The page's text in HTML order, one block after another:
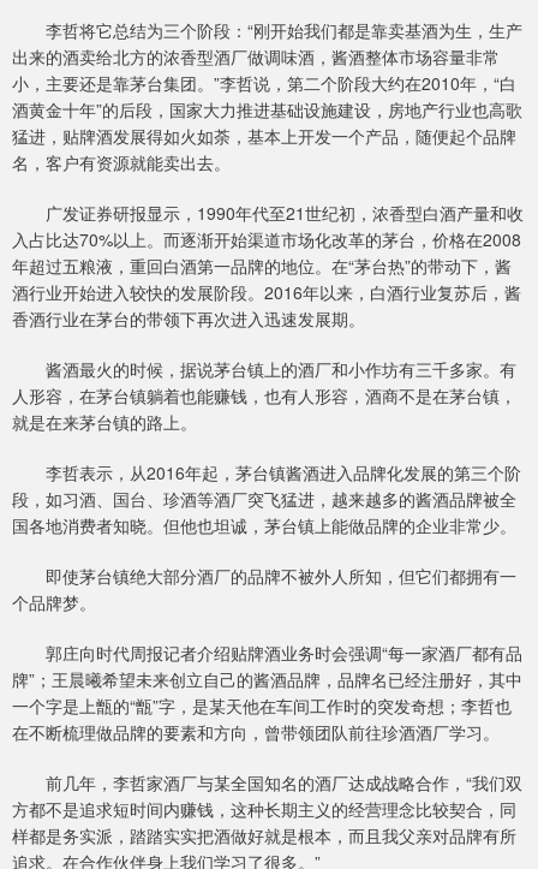
李哲将它总结为三个阶段：“刚开始我们都是靠卖基酒为生，生产
出来的酒卖给北方的浓香型酒厂做调味酒，酱酒整体市场容量非常
小，主要还是靠茅台集团。”李哲说，第二个阶段大约在2010年，“白
酒黄金十年”的后段，国家大力推进基础设施建设，房地产行业也高歌
猛进，贴牌酒发展得如火如荼，基本上开发一个产品，随便起个品牌
名，客户有资源就能卖出去。
广发证券研报显示，1990年代至21世纪初，浓香型白酒产量和收
入占比达70%以上。而逐渐开始渠道市场化改革的茅台，价格在2008
年超过五粮液，重回白酒第一品牌的地位。在“茅台热”的带动下，酱
酒行业开始进入较快的发展阶段。2016年以来，白酒行业复苏后，酱
香酒行业在茅台的带领下再次进入迅速发展期。
酱酒最火的时候，据说茅台镇上的酒厂和小作坊有三千多家。有
人形容，在茅台镇躺着也能赚钱，也有人形容，酒商不是在茅台镇，
就是在来茅台镇的路上。
李哲表示，从2016年起，茅台镇酱酒进入品牌化发展的第三个阶
段，如习酒、国台、珍酒等酒厂突飞猛进，越来越多的酱酒品牌被全
国各地消费者知晓。但他也坦诚，茅台镇上能做品牌的企业非常少。
即使茅台镇绝大部分酒厂的品牌不被外人所知，但它们都拥有一
个品牌梦。
郭庄向时代周报记者介绍贴牌酒业务时会强调“每一家酒厂都有品
牌”；王晨曦希望未来创立自己的酱酒品牌，品牌名已经注册好，其中
一个字是上甑的“甑”字，是某天他在车间工作时的突发奇想；李哲也
在不断梳理做品牌的要素和方向，曾带领团队前往珍酒酒厂学习。
前几年，李哲家酒厂与某全国知名的酒厂达成战略合作，“我们双
方都不是追求短时间内赚钱，这种长期主义的经营理念比较契合，同
样都是务实派，踏踏实实把酒做好就是根本，而且我父亲对品牌有所
追求。在合作伙伴身上我们学习了很多。”